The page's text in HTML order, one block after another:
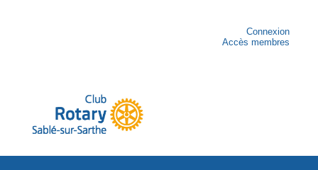
Connexion
Accès membres